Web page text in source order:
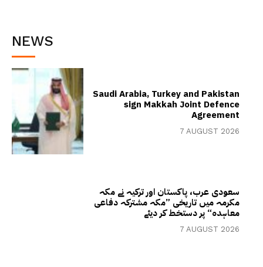
NEWS
Saudi Arabia, Turkey and Pakistan
sign Makkah Joint Defence
Agreement
7 AUGUST 2026
سعودی عرب، پاکستان اور ترکیہ نے مکہ
مکرمہ میں تاریخی ”مکہ مشترکہ دفاعی
معاہدہ“ پر دستخط کر دیئے
7 AUGUST 2026